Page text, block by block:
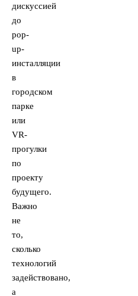
дискуссией
до
pop-
up-
инсталляции
в
городском
парке
или
VR-
прогулки
по
проекту
будущего.
Важно
не
то,
сколько
технологий
задействовано,
а